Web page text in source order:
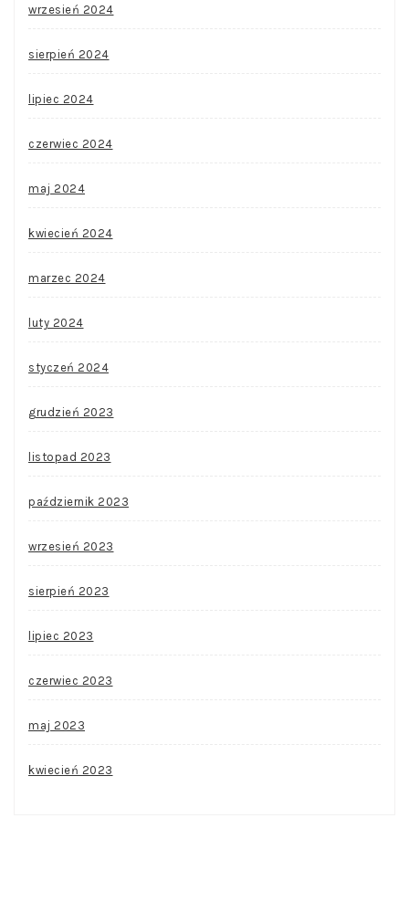
wrzesień 2024
sierpień 2024
lipiec 2024
czerwiec 2024
maj 2024
kwiecień 2024
marzec 2024
luty 2024
styczeń 2024
grudzień 2023
listopad 2023
październik 2023
wrzesień 2023
sierpień 2023
lipiec 2023
czerwiec 2023
maj 2023
kwiecień 2023